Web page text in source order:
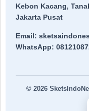
Kebon Kacang,
Jakarta Pusat
Email:
WhatsApp:
© 2026